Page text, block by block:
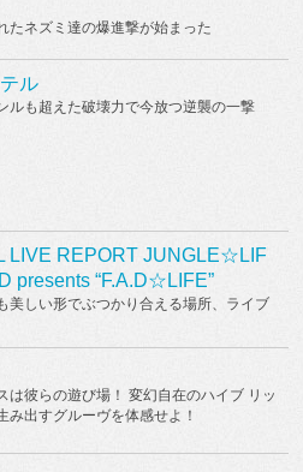
たネズミ達の爆進撃が始まった
ル
ルも超えた破壊力で今放つ逆襲の一撃
LIVE REPORT JUNGLE☆LIF
presents “F.A.D☆LIFE”
美しい形でぶつかり合える場所、ライブ
は彼らの遊び場！ 変幻自在のハイブ リッ
み出すグルーヴを体感せよ！